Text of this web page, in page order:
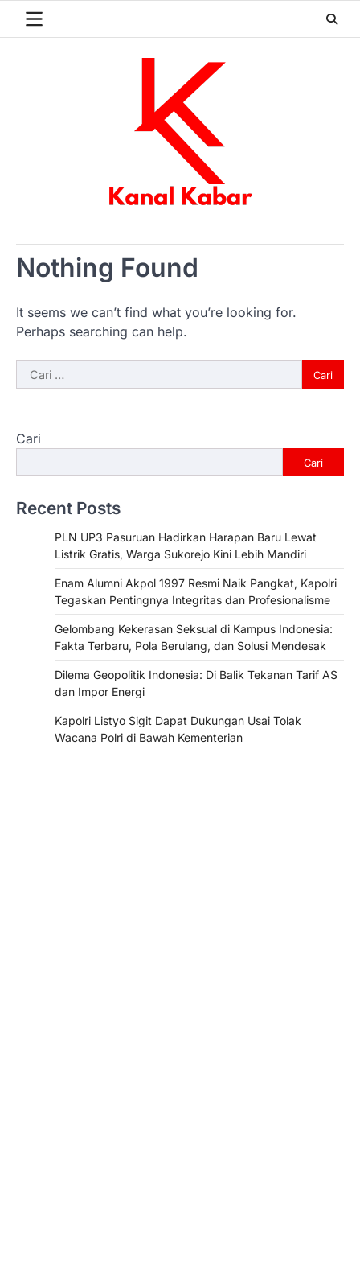
Nothing Found
It seems we can’t find what you’re looking for.
Perhaps searching can help.
Cari
untuk:
Cari
Cari
Recent Posts
PLN UP3 Pasuruan Hadirkan Harapan Baru Lewat
Listrik Gratis, Warga Sukorejo Kini Lebih Mandiri
Enam Alumni Akpol 1997 Resmi Naik Pangkat, Kapolri
Tegaskan Pentingnya Integritas dan Profesionalisme
Gelombang Kekerasan Seksual di Kampus Indonesia:
Fakta Terbaru, Pola Berulang, dan Solusi Mendesak
Dilema Geopolitik Indonesia: Di Balik Tekanan Tarif AS
dan Impor Energi
Kapolri Listyo Sigit Dapat Dukungan Usai Tolak
Wacana Polri di Bawah Kementerian